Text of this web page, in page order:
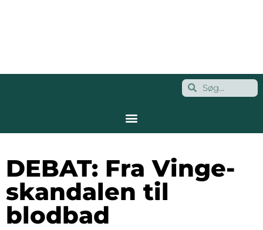
DEBAT: Fra Vinge-
skandalen til
blodbad